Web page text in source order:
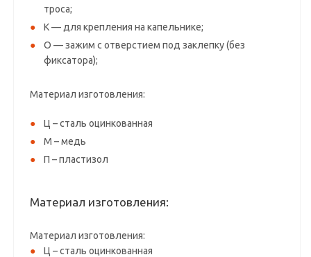
троса;
К — для крепления на капельнике;
О — зажим с отверстием под заклепку (без
фиксатора);
Материал изготовления:
Ц – сталь оцинкованная
М – медь
П – пластизол
Материал изготовления:
Материал изготовления:
Ц – сталь оцинкованная